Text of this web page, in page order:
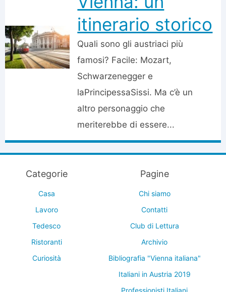
itinerario storico
Quali sono gli austriaci più
famosi? Facile: Mozart,
Schwarzenegger e
laPrincipessaSissi. Ma c’è un
altro personaggio che
meriterebbe di essere...
Categorie
Casa
Lavoro
Tedesco
Ristoranti
Curiosità
Pagine
Chi siamo
Contatti
Club di Lettura
Archivio
Bibliografia "Vienna italiana"
Italiani in Austria 2019
Professionisti Italiani